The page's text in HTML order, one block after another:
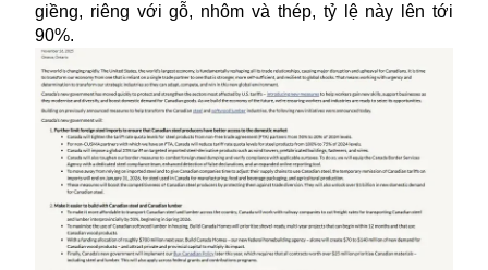
giềng, riêng với gỗ, nhôm và thép, tỷ lệ này lên tới
90%.